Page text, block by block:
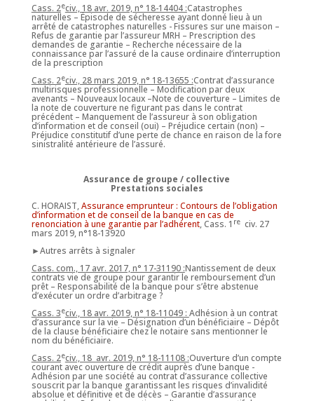
Cass. 2eciv., 18 avr. 2019, n° 18-14404 :Catastrophes
naturelles – Épisode de sécheresse ayant donné lieu à un
arrêté de catastrophes naturelles - Fissures sur une maison –
Refus de garantie par l’assureur MRH – Prescription des
demandes de garantie – Recherche nécessaire de la
connaissance par l’assuré de la cause ordinaire d’interruption
de la prescription
Cass. 2eciv., 28 mars 2019, n° 18-13655 :Contrat d’assurance
multirisques professionnelle – Modification par deux
avenants – Nouveaux locaux –Note de couverture – Limites de
la note de couverture ne figurant pas dans le contrat
précédent – Manquement de l’assureur à son obligation
d’information et de conseil (oui) – Préjudice certain (non) –
Préjudice constitutif d’une perte de chance en raison de la fore
sinistralité antérieure de l’assuré.
Assurance de groupe / collective
Prestations sociales
C. HORAIST,Assurance emprunteur : Contours de l’obligation
d’information et de conseil de la banque en cas de
renonciation à une garantie par l’adhérent, Cass. 1 reciv. 27
mars 2019, n°18-13920
►Autres arrêts à signaler
Cass. com., 17 avr. 2017, n° 17-31190 :Nantissement de deux
contrats vie de groupe pour garantir le remboursement d’un
prêt – Responsabilité de la banque pour s’être abstenue
d’exécuter un ordre d’arbitrage ?
Cass. 3eciv., 18 avr. 2019, n° 18-11049 : Adhésion à un contrat
d’assurance sur la vie – Désignation d’un bénéficiaire – Dépôt
de la clause bénéficiaire chez le notaire sans mentionner le
nom du bénéficiaire.
Cass. 2eciv., 18 avr. 2019, n° 18-11108 :Ouverture d’un compte
courant avec ouverture de crédit auprès d’une banque -
Adhésion par une société au contrat d’assurance collective
souscrit par la banque garantissant les risques d’invalidité
absolue et définitive et de décès – Garantie d’assurance